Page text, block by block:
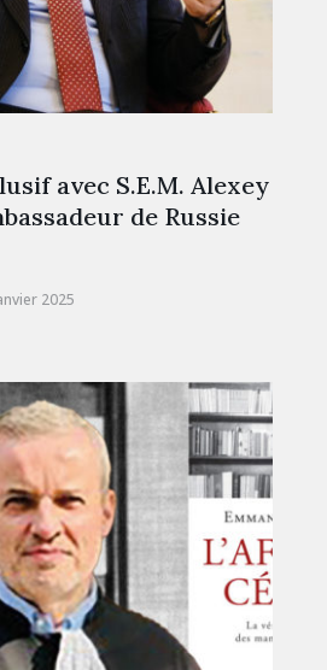
avec S.E.M. Alexey
de Russie
2025